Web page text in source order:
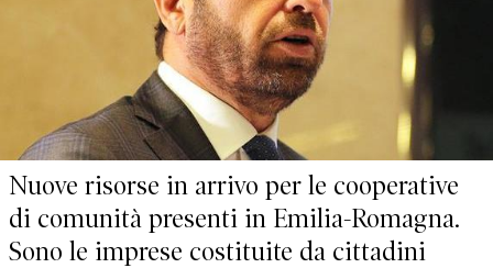
Nuove risorse in arrivo per le cooperative
di comunità presenti in Emilia-Romagna.
Sono le imprese costituite da cittadini